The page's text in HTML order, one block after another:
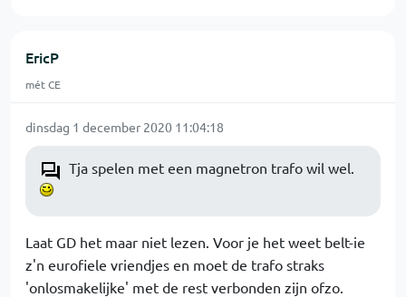
EricP
mét CE
dinsdag 1 december 2020 11:04:18
Tja spelen met een magnetron trafo wil wel.
Laat GD het maar niet lezen. Voor je het weet belt-ie
z'n eurofiele vriendjes en moet de trafo straks
'onlosmakelijke' met de rest verbonden zijn ofzo.